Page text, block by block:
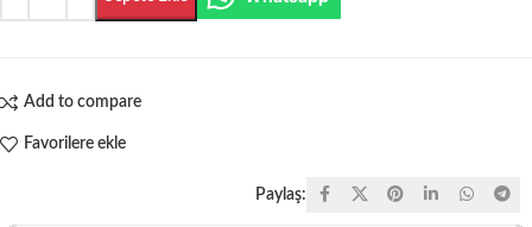
Add to compare
Favorilere ekle
Paylaş: